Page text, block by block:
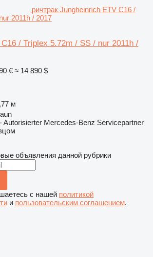
ричтрак Jungheinrich ETV C16 /
2011h / 2017
/ Triplex 5.72m / SS / nur 2011h /
€ ≈ 14 890 $
м
Autorisierter Mercedes-Benz Servicepartner
объявления данной рубрики
с нашей политикой
и пользовательским соглашением.